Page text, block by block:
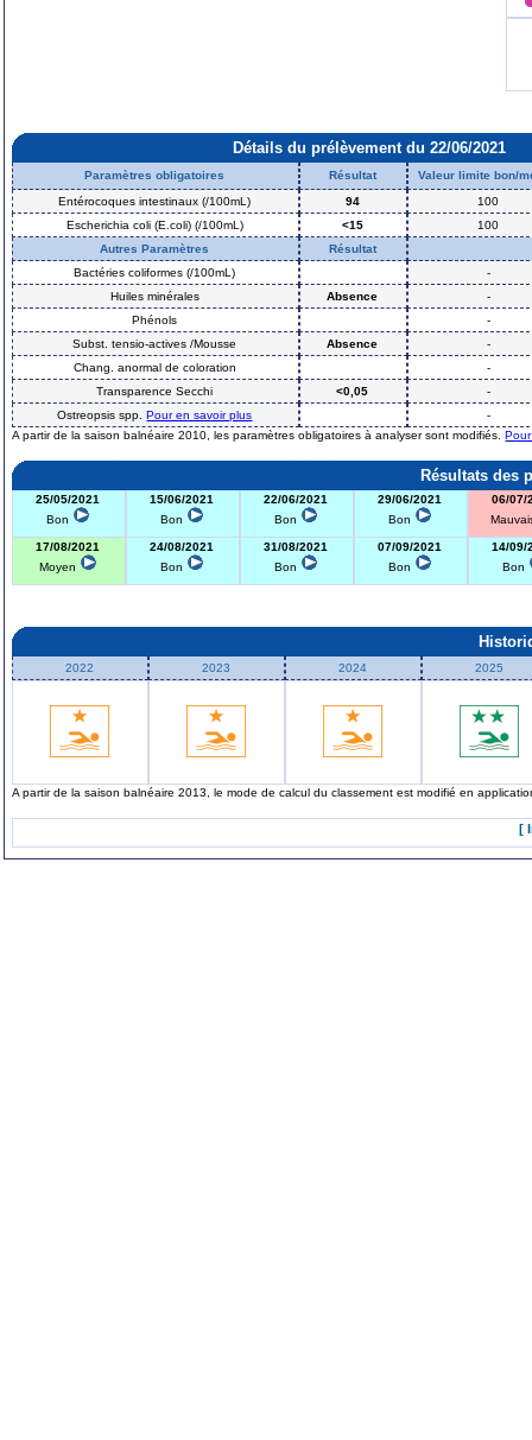
Détails du prélèvement du 22/06/2021
Paramètres obligatoires Résultat
Valeur limite bon/
Entérocoques intestinaux (/100mL)
94
100
Escherichia coli (E.coli) (/100mL)
<15
100
Autres Paramètres
Résultat
Bactéries coliformes (/100mL)
-
Huiles minérales
Absence
-
Phénols
-
Subst. tensio-actives /Mousse
Absence
-
Chang. anormal de coloration
-
Transparence Secchi
<0,05
-
Ostreopsis spp.Pour en savoir plus
-
A partir de la saison balnéaire 2010, les paramètres obligatoires à analyser sont modifiés.
Résultats des
25/05/2021
Bon
15/06/2021
Bon
22/06/2021
Bon
29/06/2021
Bon
06/07/
17/08/2021
Moyen
24/08/2021
Bon
31/08/2021
Bon
07/09/2021
Bon
14/09/
Bon
2022 2023 2024 2025
A partir de la saison balnéaire 2013, le mode de calcul du classement est modifié en
[